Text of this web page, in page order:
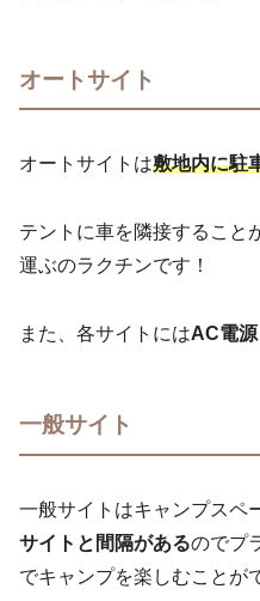
オートサイト
オートサイトは敷地内に駐
テントに車を隣接すること
運ぶのラクチンです！
また、各サイトにはAC電源
一般サイト
一般サイトはキャンプスペ
サイトと間隔があるのでプ
でキャンプを楽しむことが